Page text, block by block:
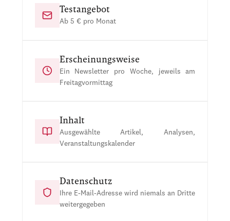
Testangebot
Ab 5 € pro Monat
Erscheinungsweise
Ein Newsletter pro Woche, jeweils am
Freitagvormittag
Inhalt
Ausgewählte Artikel, Analysen,
Veranstaltungskalender
Datenschutz
Ihre E-Mail-Adresse wird niemals an Dritte
weitergegeben